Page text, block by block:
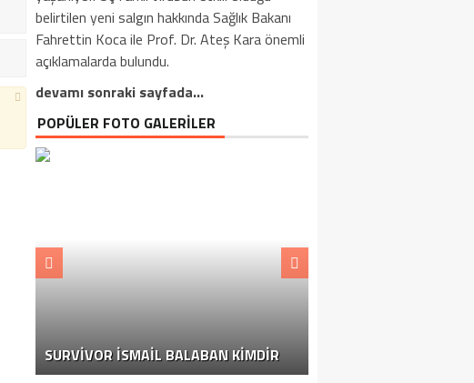
belirtilen yeni salgın hakkında Sağlık Bakanı
Fahrettin Koca ile Prof. Dr. Ateş Kara önemli
açıklamalarda bulundu.
devamı sonraki sayfada…
POPÜLER FOTO GALERİLER
SURVIVOR İSMAIL BALABAN KIMDIR
AÇIKLADI.
TOKİ SATIŞLARI
ANKARALI TURGUT’U YITIRDIK
ON SEKIZ YILLIK
NEDEN OLAN 7 DURUM
MEZARA SU DÖKMEK
YÜZÜNDE DEVASA BOYUTLARDA ÇIKTI
BEYZA’NIN SON DURUMU
KAĞIT TOPLAYICISI VE ŞIRIN